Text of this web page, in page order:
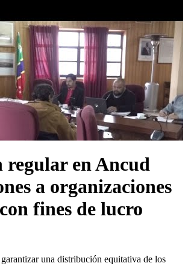
regular en Ancud
a organizaciones
fines de lucro
una distribución equitativa de los